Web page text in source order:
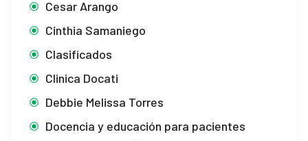
Cesar Arango
Cinthia Samaniego
Clasificados
Clinica Docati
Debbie Melissa Torres
Docencia y educación para pacientes